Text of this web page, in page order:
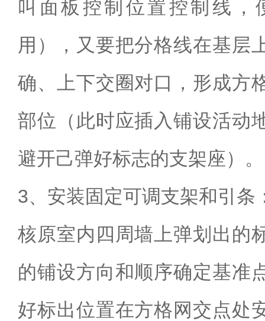
叫面板控制位置控制线，
用），又要把分格线在基层
确、上下交圈对口，形成方
部位（此时应插入铺设活动
避开己弹好标志的支架座）。
3、安装固定可调支架和引条
核原室内四周墙上弹划出的
的铺设方向和顺序确定基准
好标出位置在方格网交点处